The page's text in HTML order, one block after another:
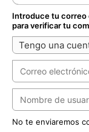
Introduce tu
para verificar tu
Tengo una
No te enviaremos